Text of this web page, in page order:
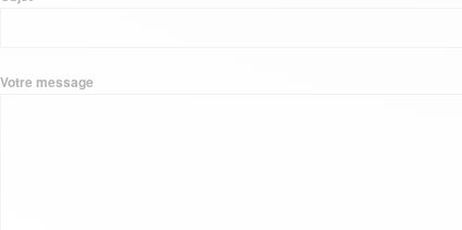
Votre message